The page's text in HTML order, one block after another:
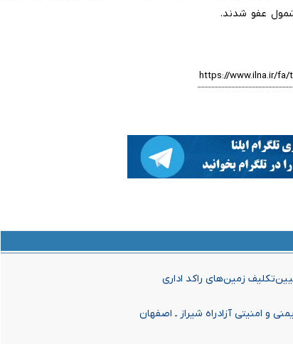
عفو شدند.
زمین‌های راکد اداری
و امنیتی آزادراه شیراز ـ اصفهان